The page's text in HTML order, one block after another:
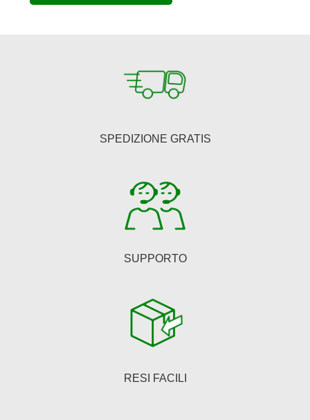
era:
è:
SPEDIZIONE GRATIS
SUPPORTO
RESI FACILI